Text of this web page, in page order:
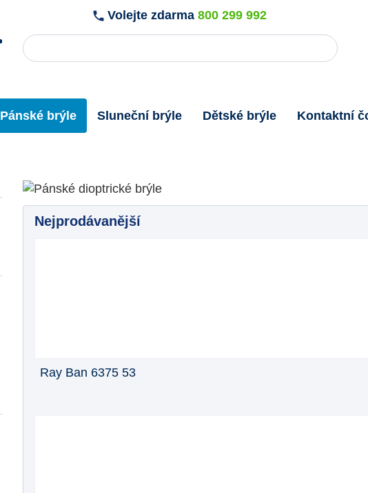
Volejte zdarma800 299 992
Pánské brýle Sluneční brýle Dětské brýle Kontaktní
Nejprodávanější
Ray Ban 6375 53